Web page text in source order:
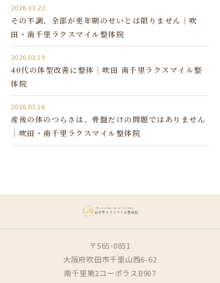
2026.03.22
その不調、全部が更年期のせいとは限りません｜吹
田・南千里ラクスマイル整体院
2026.03.19
40代の体型改善に整体｜吹田 南千里ラクスマイル整
体院
2026.03.16
産後の体のつらさは、骨盤だけの問題ではありません
｜吹田・南千里ラクスマイル整体院
〒565-0851
大阪府吹田市千里山西6-62
南千里第2コーポラスB907